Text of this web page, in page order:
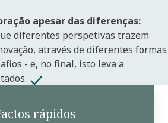
apesar das diferenças:
diferentes perspetivas trazem
através de diferentes formas
- e, no final, isto leva a
rápidos